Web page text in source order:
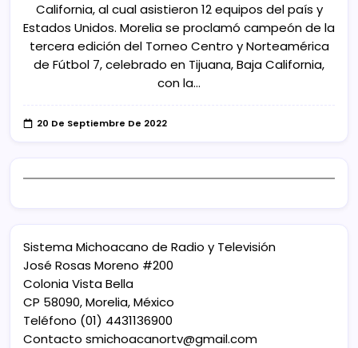
California, al cual asistieron 12 equipos del país y
Estados Unidos. Morelia se proclamó campeón de la
tercera edición del Torneo Centro y Norteamérica
de Fútbol 7, celebrado en Tijuana, Baja California,
con la…
20 De Septiembre De 2022
Sistema Michoacano de Radio y Televisión
José Rosas Moreno #200
Colonia Vista Bella
CP 58090, Morelia, México
Teléfono (01) 4431136900
Contacto smichoacanortv@gmail.com